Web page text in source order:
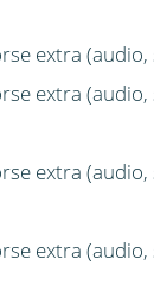
extra
extra (audio,
extra (audio,
extra (audio,